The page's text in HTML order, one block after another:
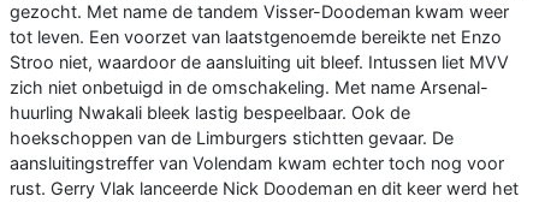
gezocht. Met name de tandem Visser-Doodeman kwam weer
tot leven. Een voorzet van laatstgenoemde bereikte net Enzo
Stroo niet, waardoor de aansluiting uit bleef. Intussen liet MVV
zich niet onbetuigd in de omschakeling. Met name Arsenal-
huurling Nwakali bleek lastig bespeelbaar. Ook de
hoekschoppen van de Limburgers stichtten gevaar. De
aansluitingstreffer van Volendam kwam echter toch nog voor
rust. Gerry Vlak lanceerde Nick Doodeman en dit keer werd het